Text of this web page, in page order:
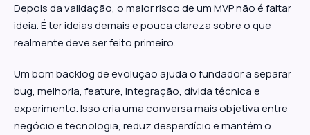
Depois da validação, o maior risco de um MVP não é faltar
ideia. É ter ideias demais e pouca clareza sobre o que
realmente deve ser feito primeiro.
Um bom backlog de evolução ajuda o fundador a separar
bug, melhoria, feature, integração, dívida técnica e
experimento. Isso cria uma conversa mais objetiva entre
negócio e tecnologia, reduz desperdício e mantém o